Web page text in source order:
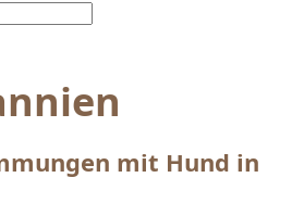
mit Hund in